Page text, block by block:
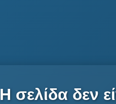
Η σελίδα δεν